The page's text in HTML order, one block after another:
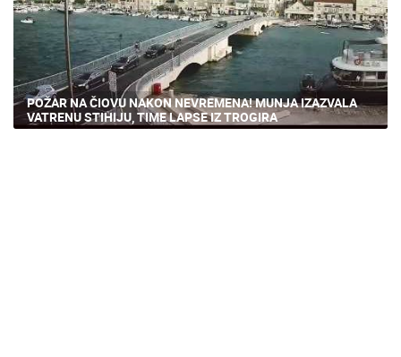
POŽAR NA ČIOVU NAKON NEVREMENA! MUNJA IZAZVALA
VATRENU STIHIJU, TIME LAPSE IZ TROGIRA